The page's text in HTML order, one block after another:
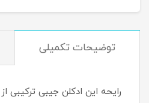
توضیحات تکمیلی
رایحه این ادکلن جیبی ترکیبی